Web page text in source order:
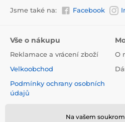
Jsme také na: Facebook
Vše o nákupu
Reklamace a vrácení zboží
Velkoobchod
Podmínky ochrany osobních
údajů
O
Na vašem